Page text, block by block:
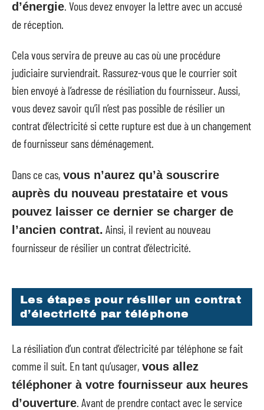
d’énergie . Vous devez envoyer la lettre avec un accusé
de réception.
Cela vous servira de preuve au cas où une procédure
judiciaire surviendrait. Rassurez-vous que le courrier soit
bien envoyé à l’adresse de résiliation du fournisseur. Aussi,
vous devez savoir qu’il n’est pas possible de résilier un
contrat d’électricité si cette rupture est due à un changement
de fournisseur sans déménagement.
Dans ce cas, vous n’aurez qu’à souscrire
auprès du nouveau prestataire et vous
pouvez laisser ce dernier se charger de
l’ancien contrat. Ainsi, il revient au nouveau
fournisseur de résilier un contrat d’électricité.
Les étapes pour résilier un contrat
d’électricité par téléphone
La résiliation d’un contrat d’électricité par téléphone se fait
comme il suit. En tant qu’usager, vous allez
téléphoner à votre fournisseur aux heures
d’ouverture . Avant de prendre contact avec le service